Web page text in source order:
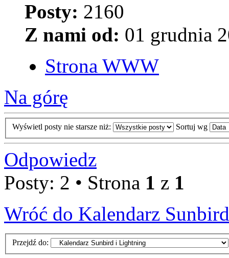
Posty: 2160
Z nami od: 01 grudnia
Strona WWW
Na górę
Wyświetl posty nie starsze niż: Sortuj wg
Odpowiedz
Posty: 2 • Strona 1 z 1
Wróć do Kalendarz
Przejdź do: